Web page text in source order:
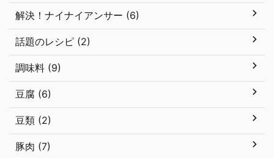
解決！ナイナイアンサー (6)
話題のレシピ (2)
調味料 (9)
豆腐 (6)
豆類 (2)
豚肉 (7)